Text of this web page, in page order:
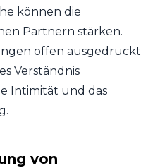
können die
Partnern stärken.
offen ausgedrückt
Verständnis
Intimität und das
von